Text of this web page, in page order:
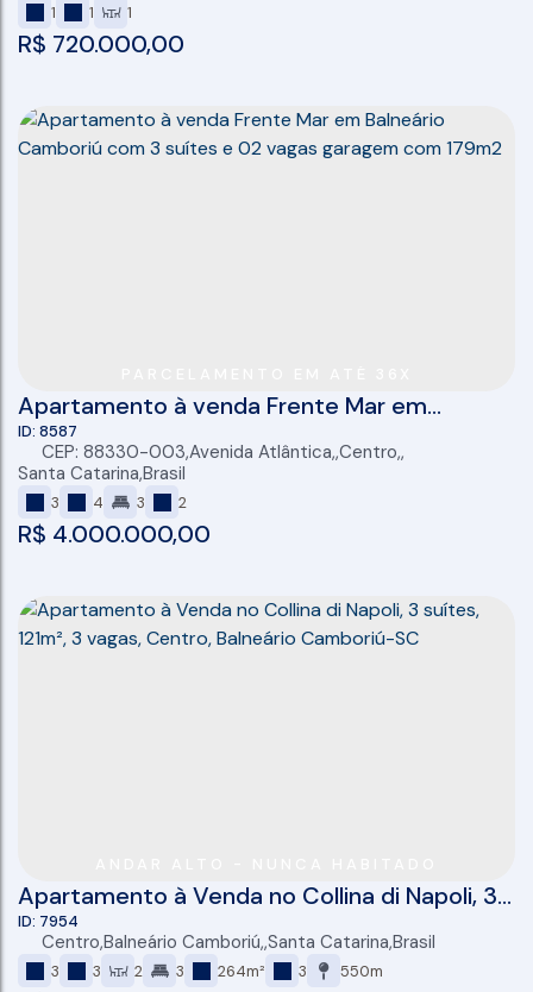
R$ 720.000,00
1 1 1
Apartamento à venda Frente Mar em
Balneário Camboriú com 3 suítes e 02 vagas
garagem com 179m2
R$ 4.000.000,00
8587
CEP: 88330-003,Avenida Atlântica ,Centro,,
Santa Catarina,Brasil
3 4 3 2
Apartamento à Venda no Collina di Napoli, 3
suítes, 121m², 3 vagas, Centro, Balneário
Camboriú-SC
7954
Centro,Balneário Camboriú ,Santa Catarina,Brasil
3 3 2 3 264m² 3 550m